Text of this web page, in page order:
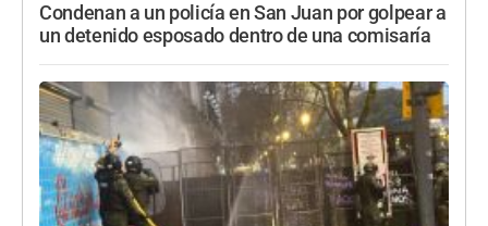
Condenan a un policía en San Juan por golpear a
un detenido esposado dentro de una comisaría